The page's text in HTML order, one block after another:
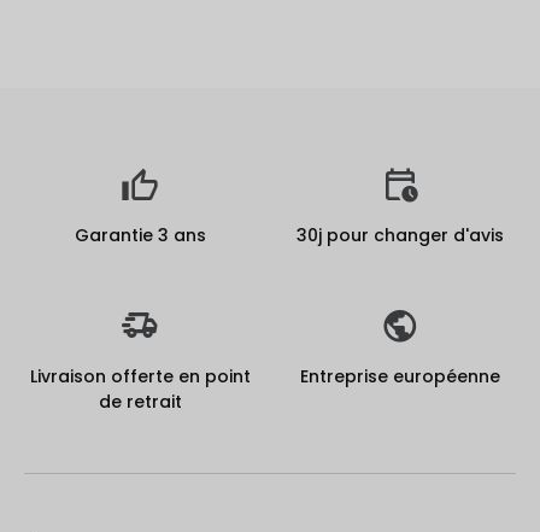
Garantie 3 ans 30j pour changer d'avis
Livraison offerte en point
de retrait
Entreprise européenne